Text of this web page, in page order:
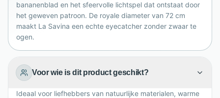
bananenblad en het sfeervolle lichtspel dat ontstaat door
het geweven patroon. De royale diameter van 72 cm
maakt La Savina een echte eyecatcher zonder zwaar te
ogen.
Voor wie is dit product geschikt?
Ideaal voor liefhebbers van natuurlijke materialen, warme